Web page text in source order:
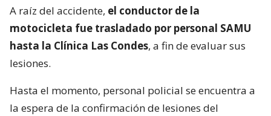
A raíz del accidente, el conductor de la
motocicleta fue trasladado por personal SAMU
hasta la Clínica Las Condes, a fin de evaluar sus
lesiones.
Hasta el momento, personal policial se encuentra a
la espera de la confirmación de lesiones del